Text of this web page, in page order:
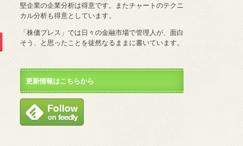
堅企業の企業分析は得意です。またチャートのテクニ
カル分析も得意としています。
「株価プレス」では日々の金融市場で管理人が、面白
そう、と思ったことを徒然なるままに書いています。
更新情報はこちらから